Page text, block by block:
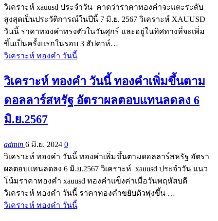
วิเคราะห์ xauusd ประจำวัน คาดว่าราคาทองคำจะแตะระดับ
สูงสุดเป็นประวัติการณ์ในปีนี้ 7 มิ.ย. 2567 วิเคราะห์ XAUUSD
วันนี้ ราคาทองคำทรงตัวในวันศุกร์ และอยู่ในทิศทางที่จะเพิ่ม
ขึ้นเป็นครั้งแรกในรอบ 3 สัปดาห์…
วิเคราะห์ ทองคำ วันนี้
วิเคราะห์ ทองคำ วันนี้ ทองคำเพิ่มขึ้นตาม
ดอลลาร์สหรัฐ อัตราผลตอบแทนลดลง 6
มิ.ย.2567
admin 6 มิ.ย. 2024 0
วิเคราะห์ ทองคำ วันนี้ ทองคำเพิ่มขึ้นตามดอลลาร์สหรัฐ อัตรา
ผลตอบแทนลดลง 6 มิ.ย.2567 วิเคราะห์ xauusd ประจำวัน แนว
โน้มราคาทองคำ xauusd ทองคำแข็งค่าเมื่อวันพฤหัสบดี
วิเคราะห์ ทองคำ วันนี้ ราคาทองคำขยับตัวพุ่งขึ้น …
วิเคราะห์ ทองคำ วันนี้